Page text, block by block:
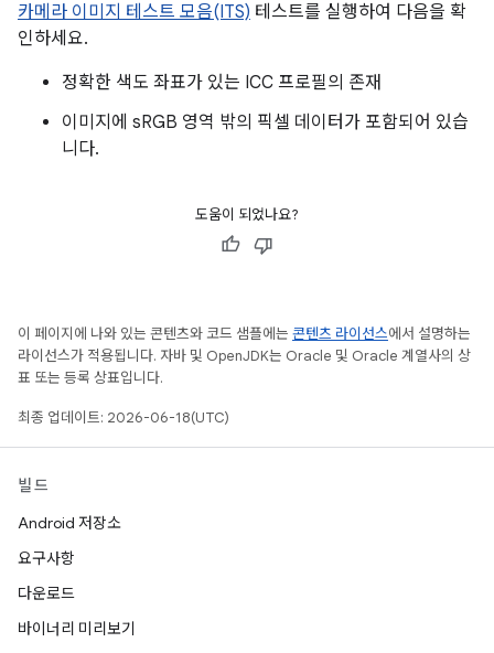
카메라 이미지 테스트 모음(ITS) 테스트를 실행하여 다음을 확
인하세요.
정확한 색도 좌표가 있는 ICC 프로필의 존재
이미지에 sRGB 영역 밖의 픽셀 데이터가 포함되어 있습
니다.
도움이 되었나요?
이 페이지에 나와 있는 콘텐츠와 코드 샘플에는 콘텐츠 라이선스에서 설명하는
라이선스가 적용됩니다. 자바 및 OpenJDK는 Oracle 및 Oracle 계열사의 상
표 또는 등록 상표입니다.
최종 업데이트: 2026-06-18(UTC)
빌드
Android 저장소
요구사항
다운로드
바이너리 미리보기